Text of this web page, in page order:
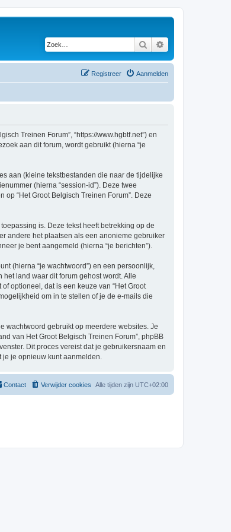
Zoek
Aanmelden
Registreer
Treinen Forum”, “https://www.hgbtf.net”) en
aan dit forum, wordt gebruikt (hierna “je
aan (kleine tekstbestanden die naar de tijdelijke
(hierna “session-id”). Deze twee
“Het Groot Belgisch Treinen Forum”. Deze
is. Deze tekst heeft betrekking op de
andere het plaatsen als een anonieme gebruiker
je bent aangemeld (hierna “je berichten”).
(hierna “je wachtwoord”) en een persoonlijk,
land waar dit forum gehost wordt. Alle
optioneel, dat is een keuze van “Het Groot
om in te stellen of je de e-mails die
wachtwoord gebruikt op meerdere websites. Je
van Het Groot Belgisch Treinen Forum”, phpBB
Dit proces vereist dat je gebruikersnaam en
je je opnieuw kunt aanmelden.
Alle tijden zijn UTC+02:00
Verwijder cookies
Contact